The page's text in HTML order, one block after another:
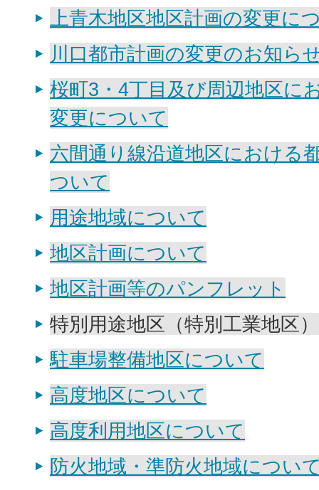
上青木地区地区計画の変更に
川口都市計画の変更のお知ら
桜町3・4丁目及び周辺地区に
変更について
六間通り線沿道地区における
ついて
用途地域について
地区計画について
地区計画等のパンフレット
特別用途地区（特別工業地区
駐車場整備地区について
高度地区について
高度利用地区について
防火地域・準防火地域につい